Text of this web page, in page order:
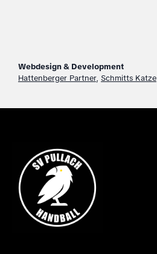
Webdesign & Development
Hattenberger Partner, Schmitts Katze